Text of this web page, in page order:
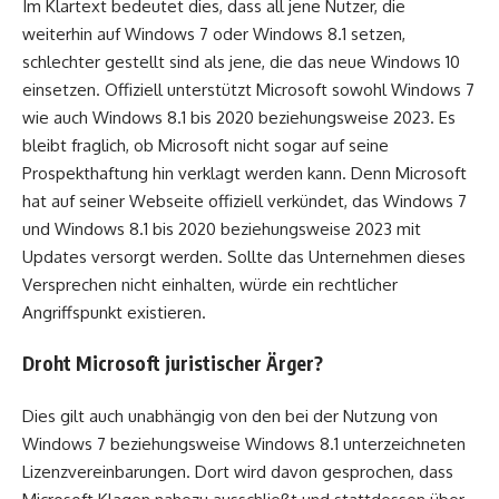
Im Klartext bedeutet dies, dass all jene Nutzer, die
weiterhin auf Windows 7 oder Windows 8.1 setzen,
schlechter gestellt sind als jene, die das neue Windows 10
einsetzen. Offiziell unterstützt Microsoft sowohl Windows 7
wie auch Windows 8.1 bis 2020 beziehungsweise 2023. Es
bleibt fraglich, ob Microsoft nicht sogar auf seine
Prospekthaftung hin verklagt werden kann. Denn Microsoft
hat auf seiner Webseite offiziell verkündet, das Windows 7
und Windows 8.1 bis 2020 beziehungsweise 2023 mit
Updates versorgt werden. Sollte das Unternehmen dieses
Versprechen nicht einhalten, würde ein rechtlicher
Angriffspunkt existieren.
Droht Microsoft juristischer Ärger?
Dies gilt auch unabhängig von den bei der Nutzung von
Windows 7 beziehungsweise Windows 8.1 unterzeichneten
Lizenzvereinbarungen. Dort wird davon gesprochen, dass